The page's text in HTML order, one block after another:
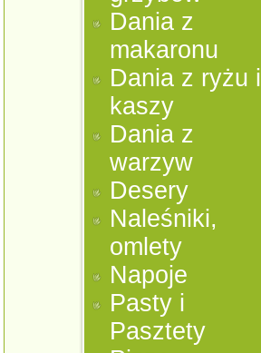
Dania z
makaronu
Dania z ryżu i
kaszy
Dania z
warzyw
Desery
Naleśniki,
omlety
Napoje
Pasty i
Pasztety